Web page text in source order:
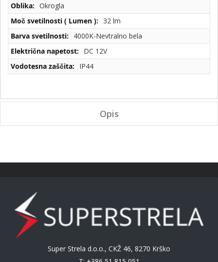
Okrogla
32 lm
4000K-Nevtralno bela
DC 12V
IP44
Opis
Super Strela d.o.o., CKŽ 46, 8270 Krško